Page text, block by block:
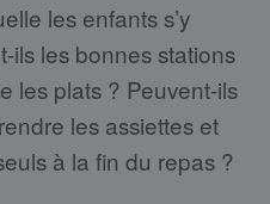
les enfants s’y
ils les bonnes stations
les plats ? Peuvent-ils
les assiettes et
à la fin du repas ?